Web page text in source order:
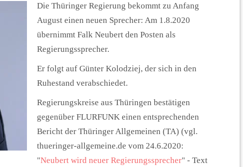
Die Thüringer Regierung bekommt zu Anfang
August einen neuen Sprecher: Am 1.8.2020
übernimmt Falk Neubert den Posten als
Regierungssprecher.
Er folgt auf Günter Kolodziej, der sich in den
Ruhestand verabschiedet.
Regierungskreise aus Thüringen bestätigen
gegenüber FLURFUNK einen entsprechenden
Bericht der Thüringer Allgemeinen (TA) (vgl.
thueringer-allgemeine.de vom 24.6.2020:
"Neubert wird neuer Regierungssprecher" - Text